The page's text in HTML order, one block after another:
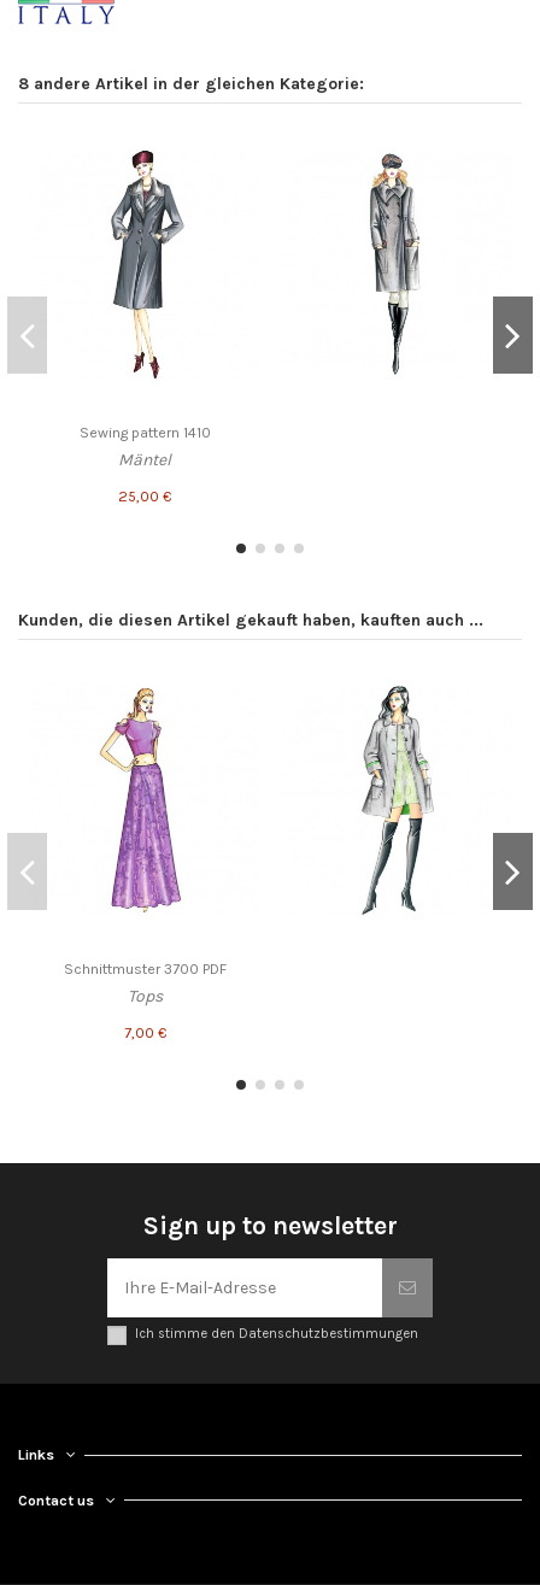
8 andere Artikel in der gleichen Kategorie:
Sewing pattern 1410
Mäntel
25,00 €
Kunden, die diesen Artikel gekauft haben, kauften auch ...
Schnittmuster 3700 PDF
Tops
7,00 €
Sign up to newsletter
Ich stimme den Datenschutzbestimmungen
Links
Contact us